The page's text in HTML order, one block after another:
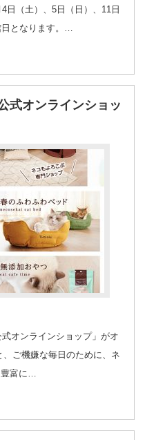
日（土）、5日（日）、11日
日となります。…
式オンラインショッ
オンラインショップ」がオ
ご機嫌な毎日のために、ネ
豊富に…